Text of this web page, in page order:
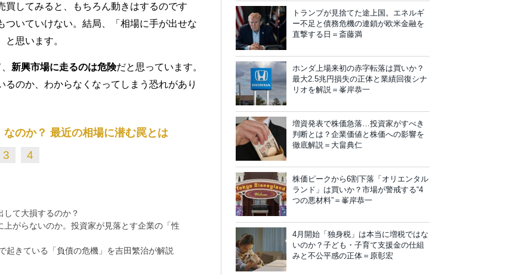
買してみると、もちろん動きはするのです
いていけない。結局、「相場に手が出せな
思います。
新興市場に走るのは危険だと思っています。
るのか、わからなくなってしまう恐れがあり
のか？ 最近の相場に潜む罠とは
3 4
て大損するのか？
がらないのか。投資家が見落とす企業の「性
起きている「負債の危機」を吉田繁治が解説
トランプが見捨てた途上国。エネルギ
ー不足と債務危機の連鎖が欧米金融を
直撃する日＝斎藤満
ホンダ上場来初の赤字転落は買いか？
最大2.5兆円損失の正体と業績回復シナ
リオを解説＝峯岸恭一
増資発表で株価急落…投資家がすべき
判断とは？企業価値と株価への影響を
徹底解説＝大畠典仁
株価ピークから6割下落「オリエンタル
ランド」は買いか？市場が警戒する“4
つの悪材料”＝峯岸恭一
4月開始「独身税」は本当に増税ではな
いのか？子ども・子育て支援金の仕組
みと不公平感の正体＝原彰宏